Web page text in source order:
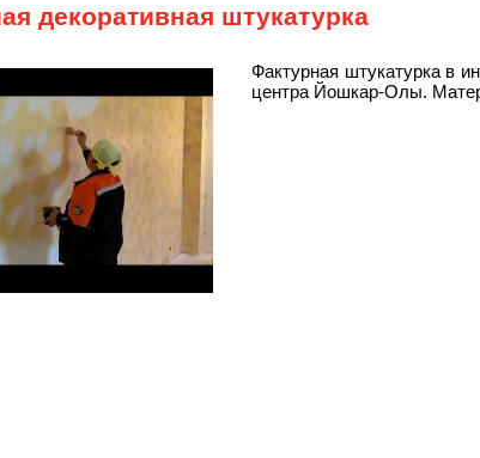
декоративная штукатурка
Фактурная штукатурка в
центра Йошкар-Олы.